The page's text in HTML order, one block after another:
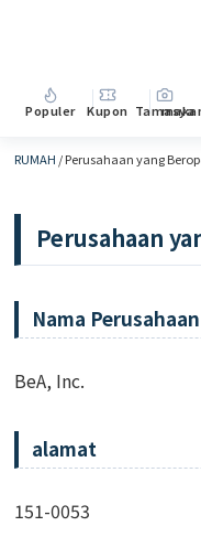
Populer Kupon Tamasya
RUMAH /Perusahaan yang
Perusahaan
Nama Perusahaan
BeA, Inc.
alamat
151-0053